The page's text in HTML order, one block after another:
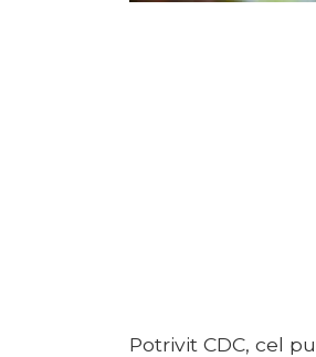
Potrivit CDC, cel